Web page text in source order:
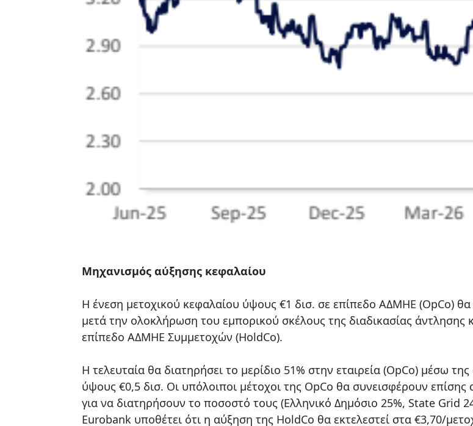
Μηχανισμός αύξησης κεφαλαίου
Η ένεση μετοχικού κεφαλαίου ύψους €1 δισ. σε επίπεδο ΑΔΜΗΕ (OpCo)
μετά την ολοκλήρωση του εμπορικού σκέλους της διαδικασίας άντλησης
επίπεδο ΑΔΜΗΕ Συμμετοχών (HoldCo).
Η τελευταία θα διατηρήσει το μερίδιο 51% στην εταιρεία (OpCo) μέσω
ύψους €0,5 δισ. Οι υπόλοιποι μέτοχοι της OpCo θα συνεισφέρουν επίσης
για να διατηρήσουν το ποσοστό τους (Ελληνικό Δημόσιο 25%, State Grid
Eurobank υποθέτει ότι η αύξηση της HoldCo θα εκτελεστεί στα €3,70/